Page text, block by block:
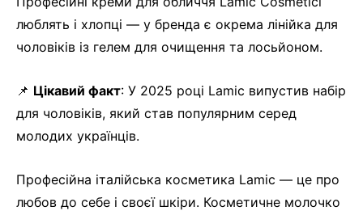
люблять і хлопці — у бренда є окрема лінійка для
чоловіків із гелем для очищення та лосьйоном.
📌 Цікавий факт: У 2025 році Lamic випустив набір
для чоловіків, який став популярним серед
молодих українців.
Професійна італійська косметика Lamic — це про
любов до себе і своєї шкіри. Косметичне молочко